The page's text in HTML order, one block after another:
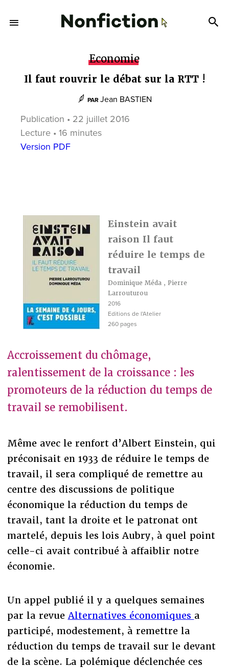
Economie
Il faut rouvrir le débat sur la RTT !
PAR Jean BASTIEN
Publication • 22 juillet 2016
Lecture • 16 minutes
Version PDF
Einstein avait
raison Il faut
réduire le temps de
travail
Dominique Méda, Pierre
Larrouturou
2016
Editions de l'Atelier
260 pages
Accroissement du chômage,
ralentissement de la croissance : les
promoteurs de la réduction du temps de
travail se remobilisent.
Même avec le renfort d’Albert Einstein, qui
préconisait en 1933 de réduire le temps de
travail, il sera compliqué de remettre au
centre des discussions de politique
économique la réduction du temps de
travail, tant la droite et le patronat ont
martelé, depuis les lois Aubry, à quel point
celle-ci avait contribué à affaiblir notre
économie.
Un appel publié il y a quelques semaines
par la revue Alternatives économiques a
participé, modestement, à remettre la
réduction du temps de travail sur le devant
de la scène. La polémique déclenchée ces